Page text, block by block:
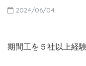
2024/06/04
期間工を５社以上経